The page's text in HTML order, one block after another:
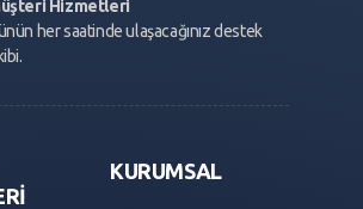
Hizmetleri
her saatinde ulaşacağınız destek
KURUMSAL